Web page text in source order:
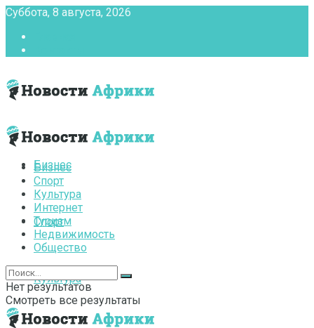
Суббота, 8 августа, 2026
Бизнес
Спорт
Культура
Бизнес
Спорт
Культура
Интернет
Туризм
Недвижимость
Общество
Нет результатов
Смотреть все результаты